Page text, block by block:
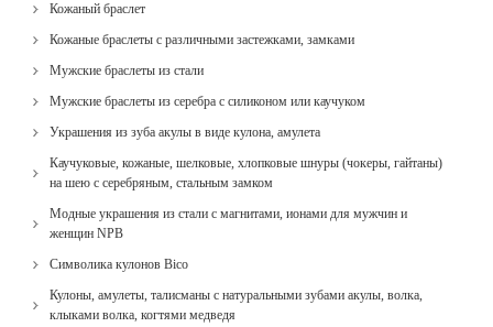
Кожаный браслет
Кожаные браслеты с различными застежками, замками
Мужские браслеты из стали
Мужские браслеты из серебра с силиконом или каучуком
Украшения из зуба акулы в виде кулона, амулета
Каучуковые, кожаные, шелковые, хлопковые шнуры (чокеры, гайтаны)
на шею с серебряным, стальным замком
Модные украшения из стали с магнитами, ионами для мужчин и
женщин NPB
Cимволика кулонов Bico
Кулоны, амулеты, талисманы с натуральными зубами акулы, волка,
клыками волка, когтями медведя